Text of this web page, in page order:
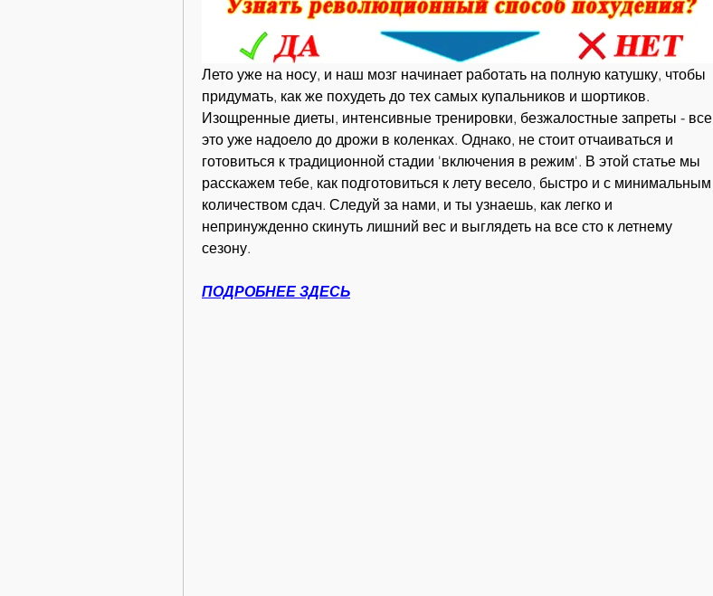
Лето уже на носу, и наш мозг начинает работать на полную катушку, чтобы
придумать, как же похудеть до тех самых купальников и шортиков.
Изощренные диеты, интенсивные тренировки, безжалостные запреты - все
это уже надоело до дрожи в коленках. Однако, не стоит отчаиваться и
готовиться к традиционной стадии 'включения в режим'. В этой статье мы
расскажем тебе, как подготовиться к лету весело, быстро и с минимальным
количеством сдач. Следуй за нами, и ты узнаешь, как легко и
непринужденно скинуть лишний вес и выглядеть на все сто к летнему
сезону.
ПОДРОБНЕЕ ЗДЕСЬ